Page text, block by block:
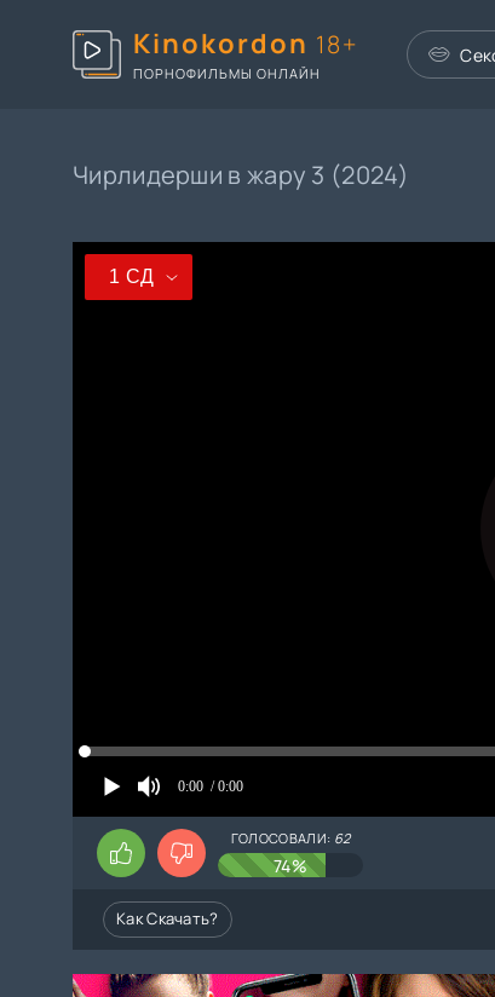
Kinokordon 18+
ПОРНОФИЛЬМЫ ОНЛАЙН
Чирлидерши в жару 3 (2024)
0:00 / 0:00
1 СД
ГОЛОСОВАЛИ: 62
74%
Как Скачать?